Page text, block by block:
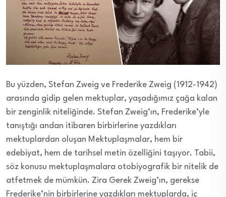
Bu yüzden, Stefan Zweig ve Frederike Zweig (1912-1942)
arasında gidip gelen mektuplar, yaşadığımız çağa kalan
bir zenginlik niteliğinde. Stefan Zweig’ın, Frederike’yle
tanıştığı andan itibaren birbirlerine yazdıkları
mektuplardan oluşan Mektuplaşmalar, hem bir
edebiyat, hem de tarihsel metin özelliğini taşıyor. Tabii,
söz konusu mektuplaşmalara otobiyografik bir nitelik de
atfetmek de mümkün. Zira Gerek Zweig’ın, gerekse
Frederike’nin birbirlerine yazdıkları mektuplarda, iç